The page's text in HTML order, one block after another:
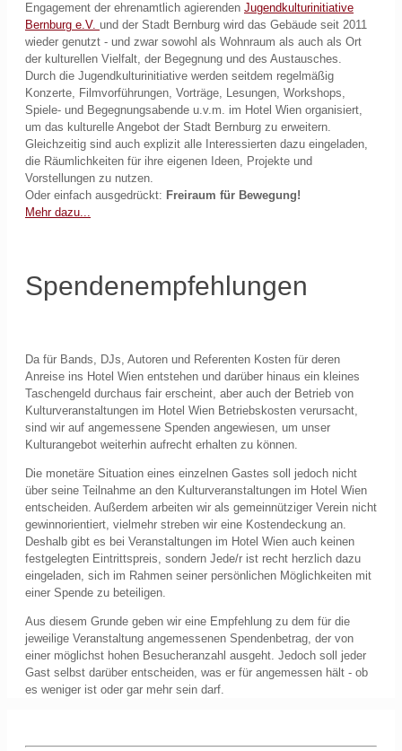
Engagement der ehrenamtlich agierenden Jugendkulturinitiative
Bernburg e.V. und der Stadt Bernburg wird das Gebäude seit 2011
wieder genutzt - und zwar sowohl als Wohnraum als auch als Ort
der kulturellen Vielfalt, der Begegnung und des Austausches.
Durch die Jugendkulturinitiative werden seitdem regelmäßig
Konzerte, Filmvorführungen, Vorträge, Lesungen, Workshops,
Spiele- und Begegnungsabende u.v.m. im Hotel Wien organisiert,
um das kulturelle Angebot der Stadt Bernburg zu erweitern.
Gleichzeitig sind auch explizit alle Interessierten dazu eingeladen,
die Räumlichkeiten für ihre eigenen Ideen, Projekte und
Vorstellungen zu nutzen.
Oder einfach ausgedrückt: Freiraum für Bewegung!
Mehr dazu...
Spendenempfehlungen
Da für Bands, DJs, Autoren und Referenten Kosten für deren
Anreise ins Hotel Wien entstehen und darüber hinaus ein kleines
Taschengeld durchaus fair erscheint, aber auch der Betrieb von
Kulturveranstaltungen im Hotel Wien Betriebskosten verursacht,
sind wir auf angemessene Spenden angewiesen, um unser
Kulturangebot weiterhin aufrecht erhalten zu können.
Die monetäre Situation eines einzelnen Gastes soll jedoch nicht
über seine Teilnahme an den Kulturveranstaltungen im Hotel Wien
entscheiden. Außerdem arbeiten wir als gemeinnütziger Verein nicht
gewinnorientiert, vielmehr streben wir eine Kostendeckung an.
Deshalb gibt es bei Veranstaltungen im Hotel Wien auch keinen
festgelegten Eintrittspreis, sondern Jede/r ist recht herzlich dazu
eingeladen, sich im Rahmen seiner persönlichen Möglichkeiten mit
einer Spende zu beteiligen.
Aus diesem Grunde geben wir eine Empfehlung zu dem für die
jeweilige Veranstaltung angemessenen Spendenbetrag, der von
einer möglichst hohen Besucheranzahl ausgeht. Jedoch soll jeder
Gast selbst darüber entscheiden, was er für angemessen hält - ob
es weniger ist oder gar mehr sein darf.